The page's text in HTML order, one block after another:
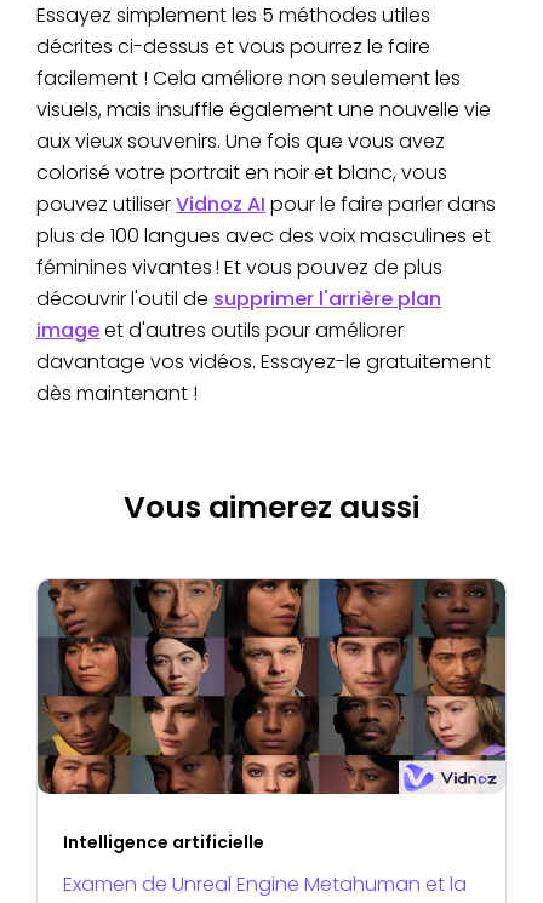
Essayez simplement les 5 méthodes utiles
décrites ci-dessus et vous pourrez le faire
facilement ! Cela améliore non seulement les
visuels, mais insuffle également une nouvelle vie
aux vieux souvenirs. Une fois que vous avez
colorisé votre portrait en noir et blanc, vous
pouvez utiliserVidnoz AI pour le faire parler dans
plus de 100 langues avec des voix masculines et
féminines vivantes ! Et vous pouvez de plus
découvrir l'outil de supprimer l'arrière plan
imageet d'autres outils pour améliorer
davantage vos vidéos. Essayez-le gratuitement
dès maintenant !
Vous aimerez aussi
Intelligence artificielle
Examen de Unreal Engine Metahuman et la